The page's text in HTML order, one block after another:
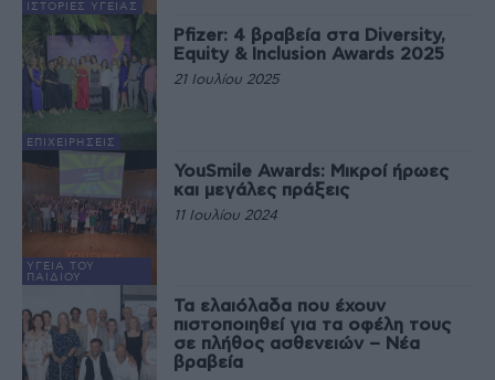
ΙΣΤΟΡΊΕΣ ΥΓΕΊΑΣ
ΕΠΙΧΕΙΡΉΣΕΙΣ
Pfizer: 4 βραβεία στα Diversity,
Equity & Inclusion Awards 2025
21 Ιουλίου 2025
ΥΓΕΊΑ ΤΟΥ
ΠΑΙΔΙΟΎ
YouSmile Awards: Μικροί ήρωες
και μεγάλες πράξεις
11 Ιουλίου 2024
Τα ελαιόλαδα που έχουν
πιστοποιηθεί για τα οφέλη τους
σε πλήθος ασθενειών – Νέα
βραβεία